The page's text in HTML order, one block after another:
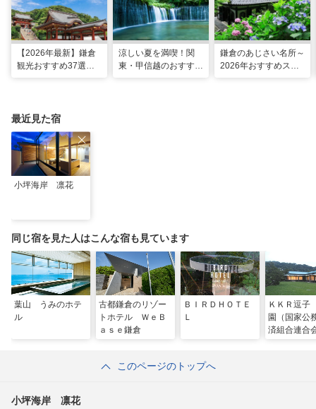
【2026年最新】鎌倉
観光おすすめ37選！
涼しい夏を満喫！関
東・甲信越のおすすめ
鎌倉のあじさい名所～
2026年おすすめスポ
最近見た宿
小坪海岸 凛花
同じ宿を見た人はこんな宿も見ています
葉山 うみのホテ
ル
古都鎌倉のリゾー
トホテル ＷｅＢ
ａｓｅ鎌倉
ＢＩＲＤＨＯＴＥ
Ｌ
ＫＫＲ逗
園（国家公
済組合連合
このページのトップへ
小坪海岸 凛花